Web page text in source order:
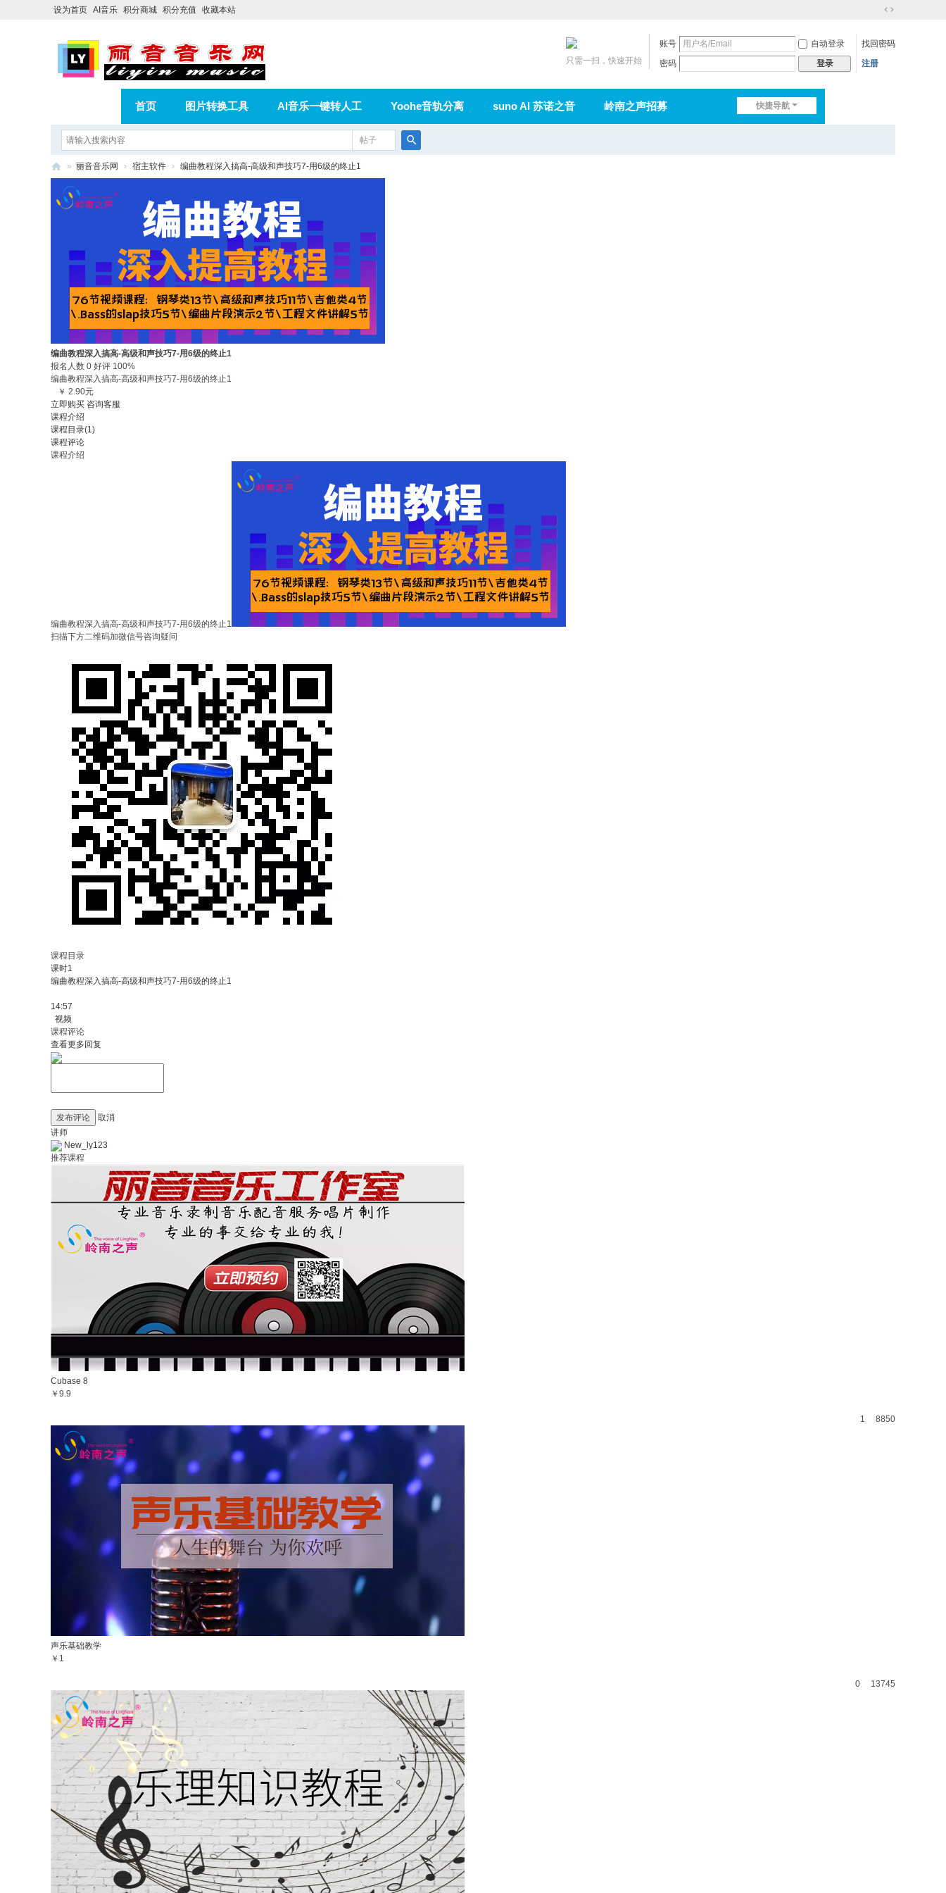
设为首页 AI音乐 积分商城 积分充值 收藏本站
到
账号 自动登录
找回密码
密码
登录 注册
只需一扫，快速开始
快捷导航
首页 图片转换工具 AI音乐一键转人工 Yoohe音轨分离 suno AI 苏诺之音 岭南之声招募
在线论坛
相册 分享 记录
帖子
» 丽音音乐网 › 宿主软件 › 编曲教程深入搞高-高级和声技巧7-用6级的终止1
编曲教程深入搞高-高级和声技巧7-用6级的终止1
报名人数 0 好评 100%
编曲教程深入搞高-高级和声技巧7-用6级的终止1
￥ 2.90元
立即购买 咨询客服
课程介绍
课程目录(1)
课程评论
课程介绍
编曲教程深入搞高-高级和声技巧7-用6级的终止1
扫描下方二维码加微信号咨询疑问
课程目录
课时1
编曲教程深入搞高-高级和声技巧7-用6级的终止1
14:57
视频
课程评论
查看更多回复
发布评论
取消
讲师
New_ly123
推荐课程
Cubase 8
￥9.9
1 8850
声乐基础教学
￥1
0 13745